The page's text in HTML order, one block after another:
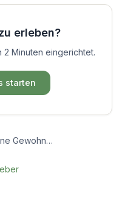
erleben?
Minuten eingerichtet.
starten
Mentale Gesundheit im Alltag: Kleine Gewohnheiten mit grosser Wirkung